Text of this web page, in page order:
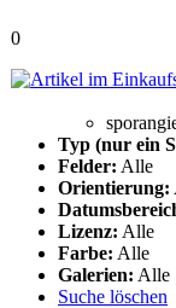
0
Typ (nur ein
Felder: Alle
Orientierung:
Lizenz: Alle
Farbe: Alle
Galerien: Alle
Suche löschen